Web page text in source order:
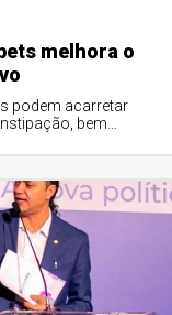
melhora o
podem acarretar
bem